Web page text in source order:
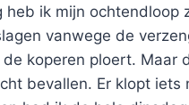
heb ik mijn ochtendloop
vanwege de
koperen ploert. Maar
bevallen. Er klopt iets